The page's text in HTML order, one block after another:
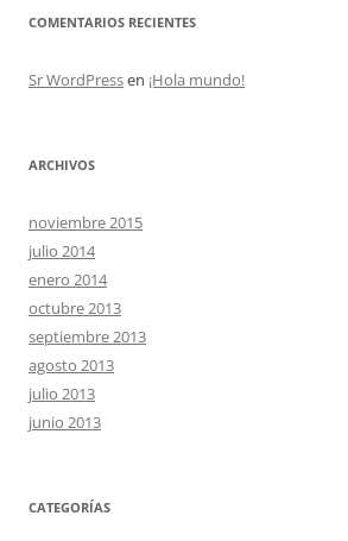
COMENTARIOS RECIENTES
Sr WordPressen ¡Hola mundo!
ARCHIVOS
noviembre 2015
julio 2014
enero 2014
octubre 2013
septiembre 2013
agosto 2013
julio 2013
junio 2013
CATEGORÍAS